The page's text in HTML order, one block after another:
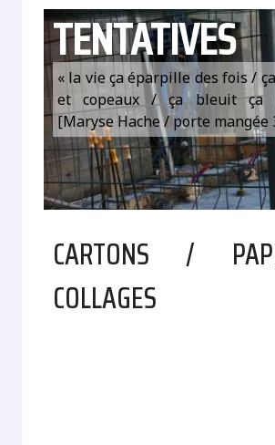
TENTATIVES
« la vie ça éparpille des fois /
et copeaux / ça bleuit ça
[Maryse Hache / porte mangée
CARTONS /
COLLAGES